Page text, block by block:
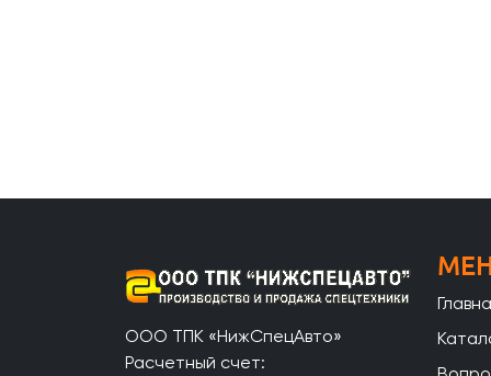
ООО ТПК «НижСпецАвто»
Расчетный счет: